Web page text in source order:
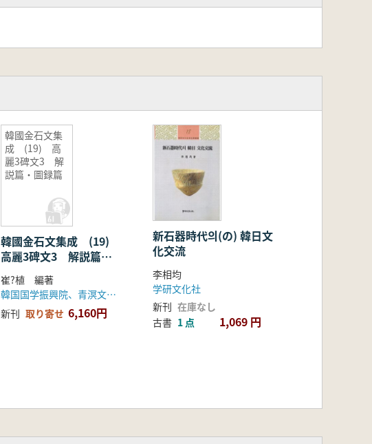
韓國金石文集
成 (19) 高
麗3碑文3 解
説篇・圖録篇
韓國金石文集成 (19)
高麗3碑文3 解説篇・
圖録篇
崔?植 編著
韓国国学振興院、青溟文化財団
新刊 取り寄せ 6,160円
新石器時代의(の) 韓日文
化交流
李相均
学研文化社
新刊 在庫なし
古書 1 点 1,069 円